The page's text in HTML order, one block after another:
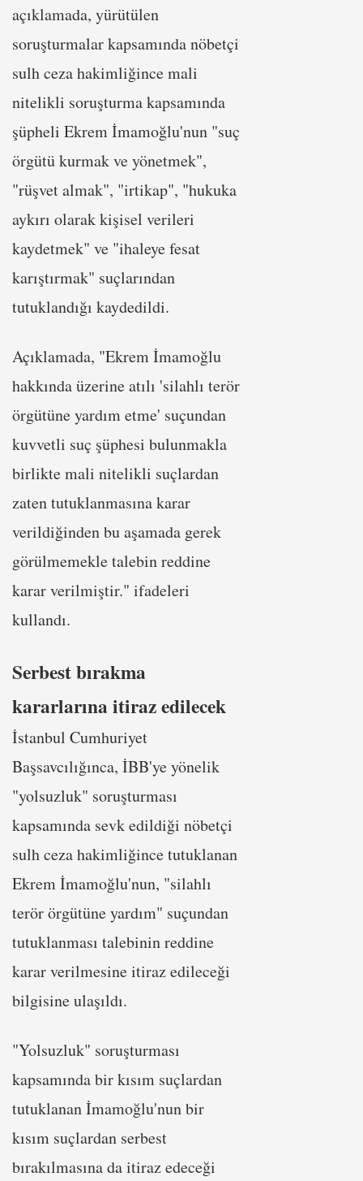
açıklamada, yürütülen
soruşturmalar kapsamında nöbetçi
sulh ceza hakimliğince mali
nitelikli soruşturma kapsamında
şüpheli Ekrem İmamoğlu'nun "suç
örgütü kurmak ve yönetmek",
"rüşvet almak", "irtikap", "hukuka
aykırı olarak kişisel verileri
kaydetmek" ve "ihaleye fesat
karıştırmak" suçlarından
tutuklandığı kaydedildi.
Açıklamada, "Ekrem İmamoğlu
hakkında üzerine atılı 'silahlı terör
örgütüne yardım etme' suçundan
kuvvetli suç şüphesi bulunmakla
birlikte mali nitelikli suçlardan
zaten tutuklanmasına karar
verildiğinden bu aşamada gerek
görülmemekle talebin reddine
karar verilmiştir." ifadeleri
kullandı.
Serbest bırakma
kararlarına itiraz edilecek
İstanbul Cumhuriyet
Başsavcılığınca, İBB'ye yönelik
"yolsuzluk" soruşturması
kapsamında sevk edildiği nöbetçi
sulh ceza hakimliğince tutuklanan
Ekrem İmamoğlu'nun, "silahlı
terör örgütüne yardım" suçundan
tutuklanması talebinin reddine
karar verilmesine itiraz edileceği
bilgisine ulaşıldı.
"Yolsuzluk" soruşturması
kapsamında bir kısım suçlardan
tutuklanan İmamoğlu'nun bir
kısım suçlardan serbest
bırakılmasına da itiraz edeceği